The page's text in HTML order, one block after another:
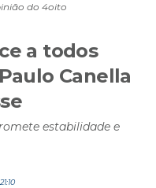
do 4oito
a todos
Canella
estabilidade e